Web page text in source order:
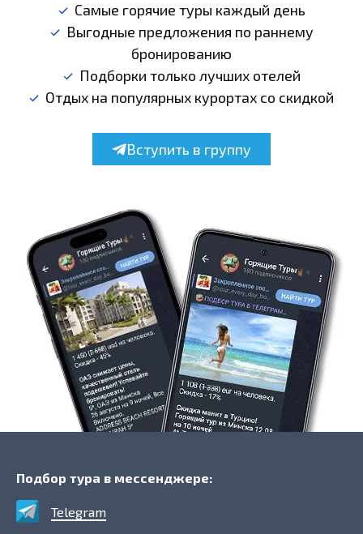
Самые горячие туры каждый день
Выгодные предложения по раннему
бронированию
Подборки только лучших отелей
Отдых на популярных курортах со скидкой
Вступить в группу
Подбор тура в мессенджере:
Telegram